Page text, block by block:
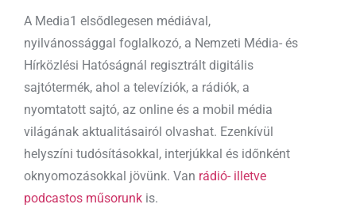
A Media1 elsődlegesen médiával,
nyilvánossággal foglalkozó, a Nemzeti Média- és
Hírközlési Hatóságnál regisztrált digitális
sajtótermék, ahol a televíziók, a rádiók, a
nyomtatott sajtó, az online és a mobil média
világának aktualitásairól olvashat. Ezenkívül
helyszíni tudósításokkal, interjúkkal és időnként
oknyomozásokkal jövünk. Van rádió- illetve
podcastos műsorunk is.